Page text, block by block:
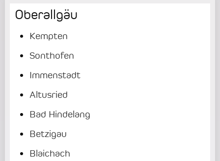
Oberallgäu
Kempten
Sonthofen
Immenstadt
Altusried
Bad Hindelang
Betzigau
Blaichach